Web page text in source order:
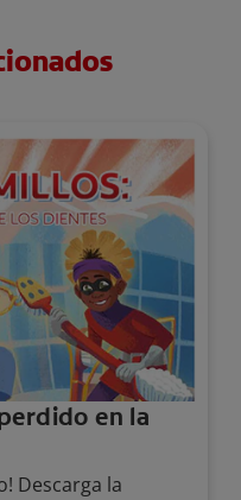
en la
Descarga la